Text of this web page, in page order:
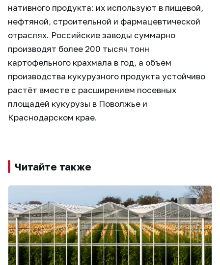
нативного продукта: их используют в пищевой,
нефтяной, строительной и фармацевтической
отраслях. Российские заводы суммарно
производят более 200 тысяч тонн
картофельного крахмала в год, а объём
производства кукурузного продукта устойчиво
растёт вместе с расширением посевных
площадей кукурузы в Поволжье и
Краснодарском крае.
Читайте также